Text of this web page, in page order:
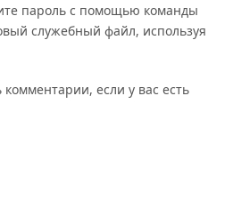
пароль с помощью команды
служебный файл, используя
комментарии, если у вас есть